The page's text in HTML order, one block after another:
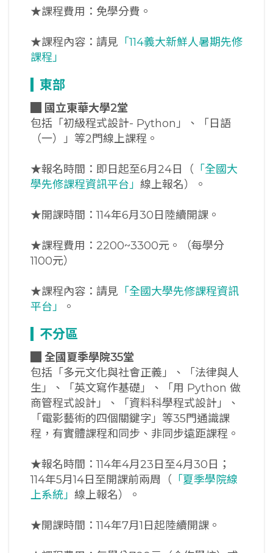
★課程費用：免學分費。
★課程內容：請見 「114義大新鮮人暑期先修
課程」
東部
國立東華大學2堂
包括「初級程式設計- Python」、「日語
（一）」等2門線上課程。
★報名時間：即日起至6月24日（ 「全國大
學先修課程資訊平台」 線上報名）。
★開課時間：114年6月30日陸續開課。
★課程費用：2200~3300元。（每學分
1100元）
★課程內容：請見 「全國大學先修課程資訊
平台」
。
不分區
全國夏季學院35堂
包括「多元文化與社會正義」、「法律與人
生」、「英文寫作基礎」、「用 Python 做
商管程式設計」、「資料科學程式設計」、
「電影藝術的四個關鍵字」等35門通識課
程，有實體課程和同步、非同步遠距課程。
★報名時間：114年4月23日至4月30日；
114年5月14日至開課前兩周（ 「夏季學院線
上系統」 線上報名）。
★開課時間：114年7月1日起陸續開課。